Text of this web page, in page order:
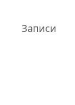
Записи